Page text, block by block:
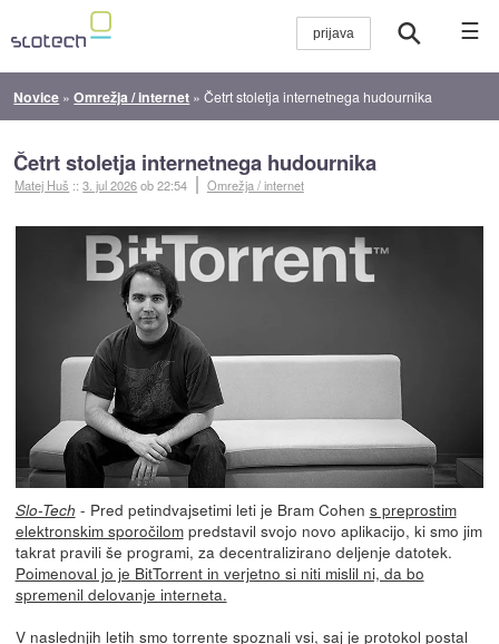
☰
Novice »Omrežja / internet »Četrt stoletja internetnega hudournika
Četrt stoletja internetnega hudournika
Matej Huš ::3. jul 2026ob 22:54 Omrežja / internet
Slo-Tech - Pred petindvajsetimi leti je Bram Cohen s preprostim
elektronskim sporočilompredstavil svojo novo aplikacijo, ki smo jim
takrat pravili še programi, za decentralizirano deljenje datotek.
Poimenoval jo je BitTorrent in verjetno si niti mislil ni, da bo
spremenil delovanje interneta.
V naslednjih letih smo torrente spoznali vsi, saj je protokol postal